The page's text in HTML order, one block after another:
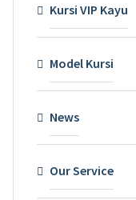
Kursi VIP Kayu
Model Kursi
News
Our Service